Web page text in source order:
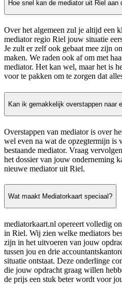
Hoe snel kan de mediator uit Riel aan
Over het algemeen zul je altijd een
mediator regio Riel jouw situatie
Je zult er zelf ook gebaat mee zijn
maken. We raden ook af om met
mediator. Het kan wel, maar het is
voor te pakken om te zorgen dat
Kan ik gemakkelijk overstappen naar
Overstappen van mediator is over
wel even na wat de opzegtermijn is
bestaande mediator. Vraag
het dossier van jouw onderneming
nieuwe mediator uit Riel.
Wat maakt Mediatorkaart speciaal?
mediatorkaart.nl opereert volledig
in Riel. Wij zien welke mediators
zijn in het uitvoeren van jouw
tussen jou en drie
situatie ontstaat. Deze onderlinge
die jouw opdracht graag willen
de prijs een stuk beter wordt voor